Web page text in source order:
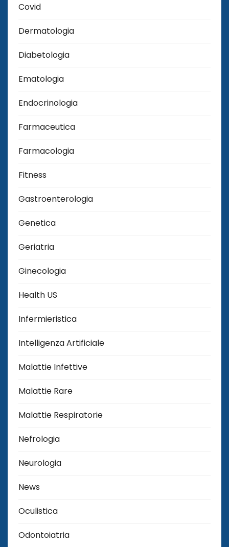
Covid
Dermatologia
Diabetologia
Ematologia
Endocrinologia
Farmaceutica
Farmacologia
Fitness
Gastroenterologia
Genetica
Geriatria
Ginecologia
Health US
Infermieristica
Intelligenza Artificiale
Malattie Infettive
Malattie Rare
Malattie Respiratorie
Nefrologia
Neurologia
News
Oculistica
Odontoiatria